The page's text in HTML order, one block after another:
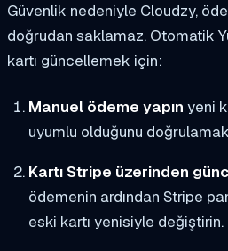
Güvenlik nedeniyle Cloudzy,
doğrudan saklamaz. Otomatik
kartı güncellemek için:
Manuel ödeme yapın yeni
uyumlu olduğunu
Kartı Stripe üzerinden
ödemenin ardından Stripe
eski kartı yenisiyle değiştirin.